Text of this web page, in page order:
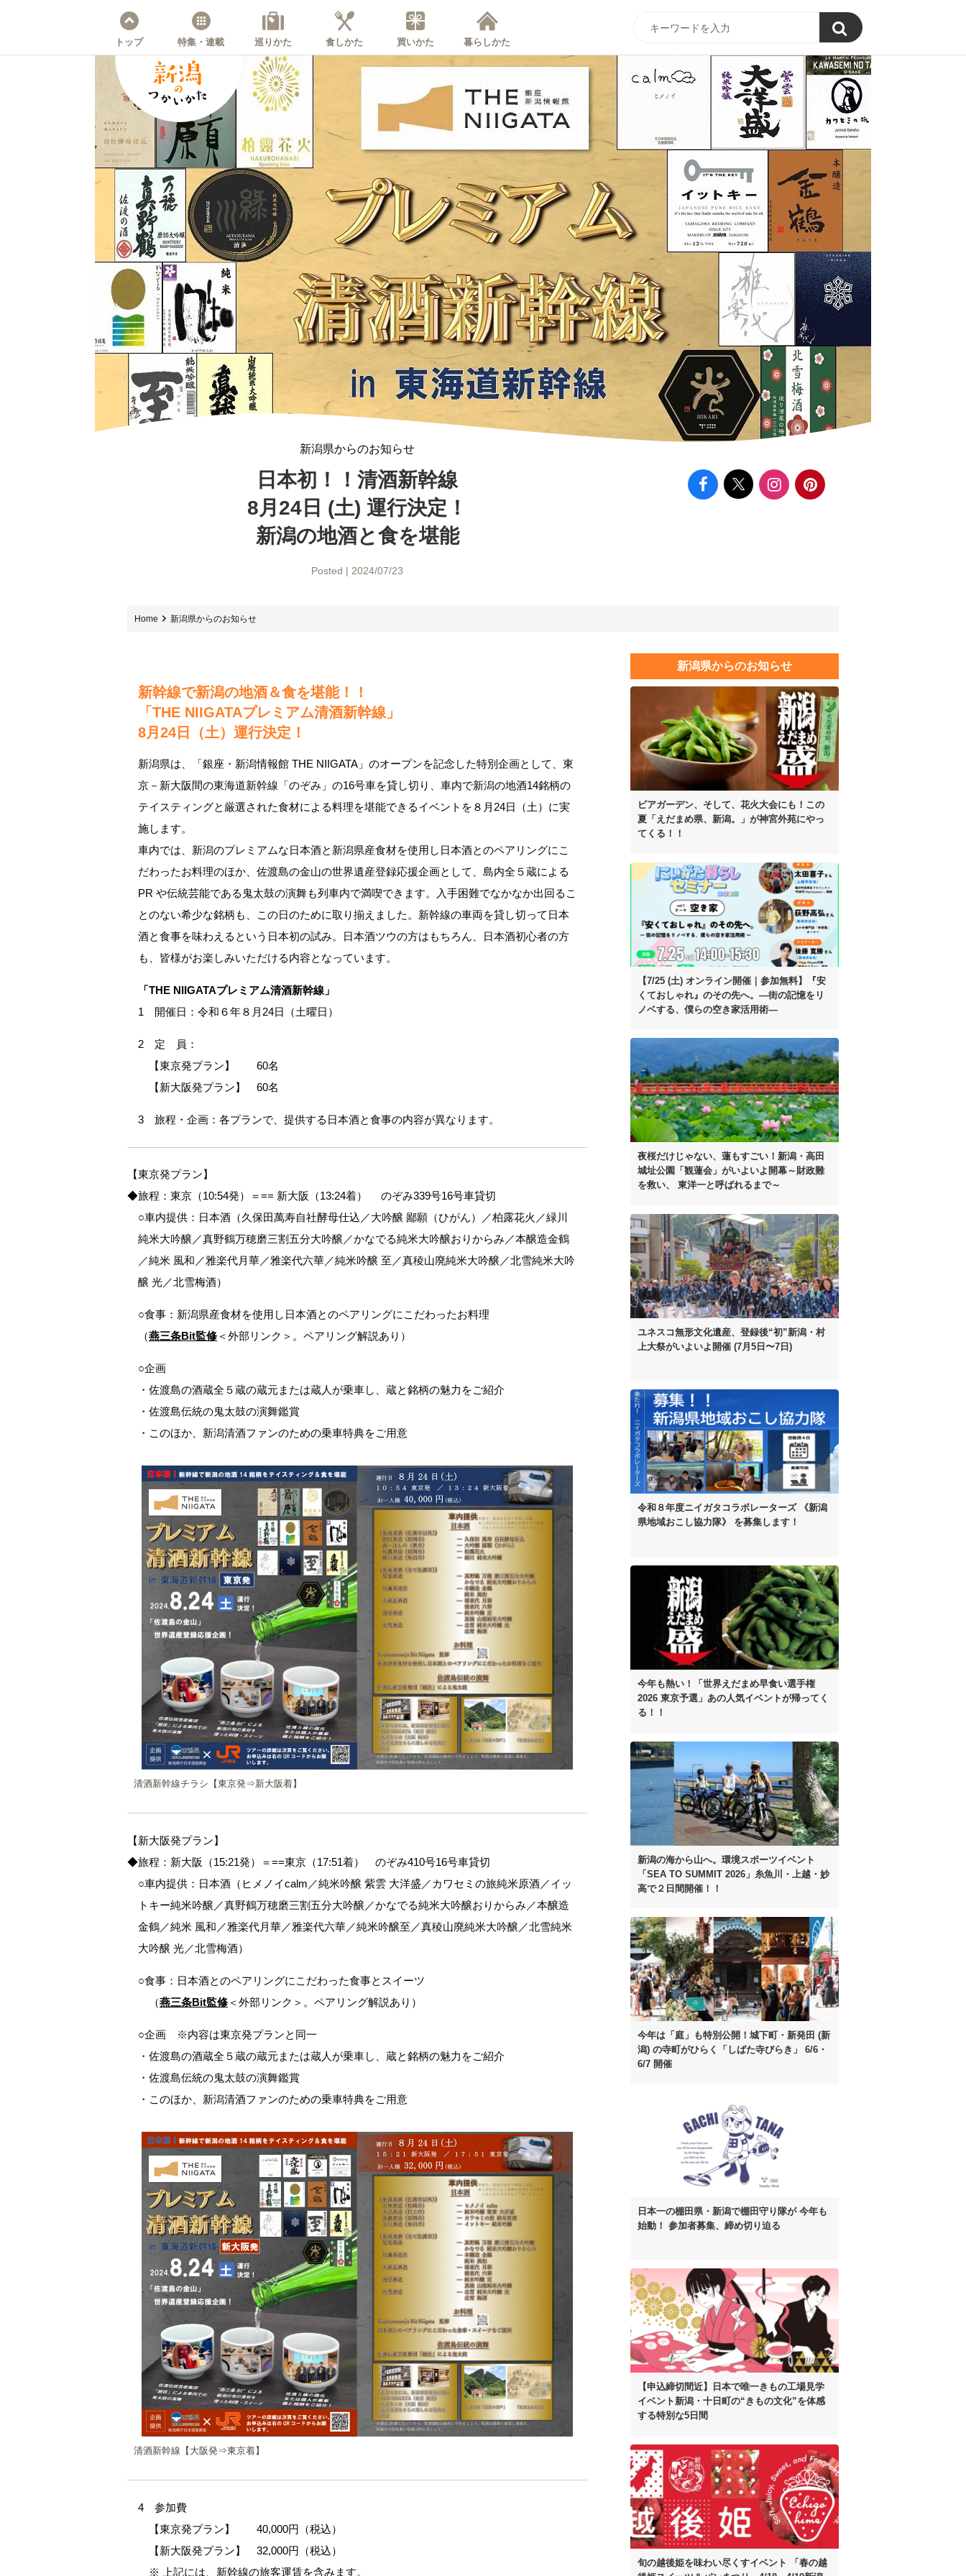
トップ 特集・連載 巡りかた 食しかた 買いかた 暮らしかた
新潟県からのお知らせ
日本初！！清酒新幹線
8月24日 (土) 運行決定！
新潟の地酒と食を堪能
Posted | 2024/07/23
Home 新潟県からのお知らせ
新幹線で新潟の地酒＆食を堪能！！
「THE NIIGATAプレミアム清酒新幹線」
8月24日（土）運行決定！
新潟県は、「銀座・新潟情報館 THE NIIGATA」のオープンを記念した特別企画として、東
京－新大阪間の東海道新幹線「のぞみ」の16号車を貸し切り、車内で新潟の地酒14銘柄の
テイスティングと厳選された食材による料理を堪能できるイベントを８月24日（土）に実
施します。
車内では、新潟のプレミアムな日本酒と新潟県産食材を使用し日本酒とのペアリングにこ
だわったお料理のほか、佐渡島の金山の世界遺産登録応援企画として、島内全５蔵による
PR や伝統芸能である鬼太鼓の演舞も列車内で満喫できます。入手困難でなかなか出回るこ
とのない希少な銘柄も、この日のために取り揃えました。新幹線の車両を貸し切って日本
酒と食事を味わえるという日本初の試み。日本酒ツウの方はもちろん、日本酒初心者の方
も、皆様がお楽しみいただける内容となっています。
「THE NIIGATAプレミアム清酒新幹線」
1 開催日：令和６年８月24日（土曜日）
2 定 員：
【東京発プラン】 60名
【新大阪発プラン】 60名
3 旅程・企画：各プランで、提供する日本酒と食事の内容が異なります。
【東京発プラン】
◆旅程：東京（10:54発）＝== 新大阪（13:24着） のぞみ339号16号車貸切
○車内提供：日本酒（久保田萬寿自社酵母仕込／大吟醸 鄙願（ひがん）／柏露花火／緑川
純米大吟醸／真野鶴万穂磨三割五分大吟醸／かなでる純米大吟醸おりからみ／本醸造金鶴
／純米 風和／雅楽代月華／雅楽代六華／純米吟醸 至／真稜山廃純米大吟醸／北雪純米大吟
醸 光／北雪梅酒）
○食事：新潟県産食材を使用し日本酒とのペアリングにこだわったお料理
（燕三条Bit監修＜外部リンク＞。ペアリング解説あり）
○企画
・佐渡島の酒蔵全５蔵の蔵元または蔵人が乗車し、蔵と銘柄の魅力をご紹介
・佐渡島伝統の鬼太鼓の演舞鑑賞
・このほか、新潟清酒ファンのための乗車特典をご用意
清酒新幹線チラシ【東京発⇒新大阪着】
【新大阪発プラン】
◆旅程：新大阪（15:21発）＝==東京（17:51着） のぞみ410号16号車貸切
○車内提供：日本酒（ヒメノイcalm／純米吟醸 紫雲 大洋盛／カワセミの旅純米原酒／イッ
トキー純米吟醸／真野鶴万穂磨三割五分大吟醸／かなでる純米大吟醸おりからみ／本醸造
金鶴／純米 風和／雅楽代月華／雅楽代六華／純米吟醸至／真稜山廃純米大吟醸／北雪純米
大吟醸 光／北雪梅酒）
○食事：日本酒とのペアリングにこだわった食事とスイーツ
（燕三条Bit監修＜外部リンク＞。ペアリング解説あり）
○企画 ※内容は東京発プランと同一
・佐渡島の酒蔵全５蔵の蔵元または蔵人が乗車し、蔵と銘柄の魅力をご紹介
・佐渡島伝統の鬼太鼓の演舞鑑賞
・このほか、新潟清酒ファンのための乗車特典をご用意
清酒新幹線【大阪発⇒東京着】
4 参加費
【東京発プラン】 40,000円（税込）
【新大阪発プラン】 32,000円（税込）
※ 上記には、新幹線の旅客運賃を含みます。
新潟県からのお知らせ
ビアガーデン、そして、花火大会にも！ この
夏「えだまめ県、新潟。」が神宮外苑にやっ
てくる！！
【7/25 (土) オンライン開催｜参加無料】
『安
くておしゃれ』のその先へ。 ―街の記憶をリ
ノベする、 僕らの空き家活用術―
夜桜だけじゃない、蓮もすごい！ 新潟・高田
城址公園「観蓮会」がいよいよ開幕～財政難
を救い、
東洋一と呼ばれるまで～
ユネスコ無形文化遺産、 登録後“初”新潟・村
上大祭がいよいよ開催 (7月5日〜7日)
令和８年度ニイガタコラボレーターズ
《新潟
県地域おこし協力隊》 を募集します！
今年も熱い！
「世界えだまめ早食い選手権
2026 東京予選」 あの人気イベントが帰ってく
る！！
新潟の海から山へ。 環境スポーツイベント
「SEA TO SUMMIT 2026」 糸魚川・上越・妙
高で２日間開催！！
今年は「庭」も特別公開！ 城下町・新発田 (新
潟) の寺町がひらく
「しばた寺びらき」 6/6・
6/7 開催
日本一の棚田県・新潟で棚田守り隊が今年も
始動！ 参加者募集、締め切り迫る
【申込締切間近】
日本で唯一きもの工場見学
イベント新潟・十日町の“きもの文化”を体感
する特別な5日間
旬の越後姫を味わい尽くすイベント
「春の越